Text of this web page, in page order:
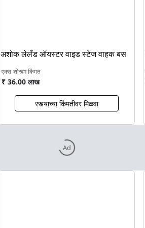
अशोक लेलँड ऑयस्टर वाइड स्टेज वाहक बस
एक्स-शोरूम किंमत
₹ 36.00 लाख
रस्त्याच्या किंमतीवर मिळवा
Ad